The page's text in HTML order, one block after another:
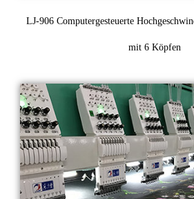
LJ-906 Computergesteuerte
mit 6 Köpfen